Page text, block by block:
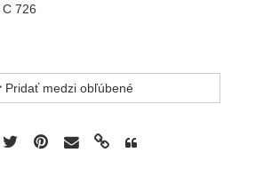
C 726
Pridať medzi obľúbené